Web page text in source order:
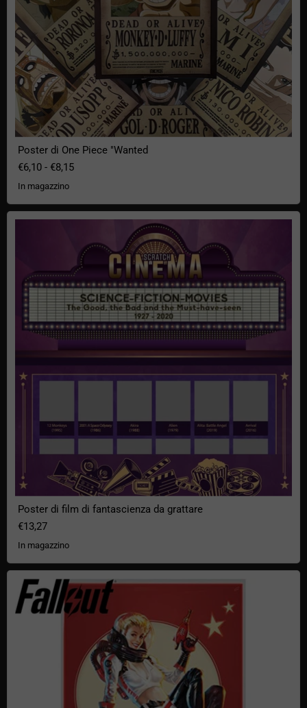
Poster di One Piece "Wanted
€6,10 - €8,15
In magazzino
Poster di film di fantascienza da grattare
Poster di film di fantascienza da grattare
€13,27
In magazzino
Poster di Fallout Nuka Cola